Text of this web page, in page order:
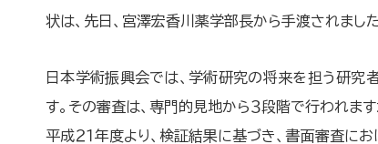
状は、先日、宮澤宏香川薬学部長から手渡されました
日本学術振興会では、学術研究の将来を担う研究
す。その審査は、専門的見地から３段階で行われま
平成２１年度より、検証結果に基づき、書面審査に